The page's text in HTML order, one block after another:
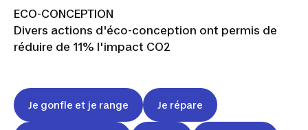
ECO-CONCEPTION
Divers actions d'éco-conception ont permis de
réduire de 11% l'impact CO2
Je gonfle et je range Je répare